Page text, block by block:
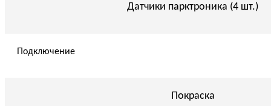
Датчики парктроника (4 шт.)
Подключение
Покраска